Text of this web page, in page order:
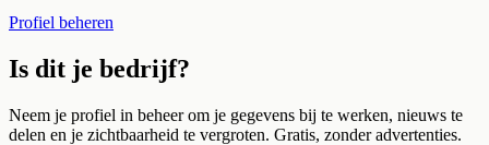
Profiel beheren
Is dit je bedrijf?
Neem je profiel in beheer om je gegevens bij te werken, nieuws te
delen en je zichtbaarheid te vergroten. Gratis, zonder advertenties.